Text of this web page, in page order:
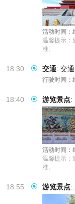
活动时间：
温馨提示：
准。
18:30 交通: 交通
行驶时间：
18:40 游览景点:
活动时间：
温馨提示：
准。
18:55 游览景点: